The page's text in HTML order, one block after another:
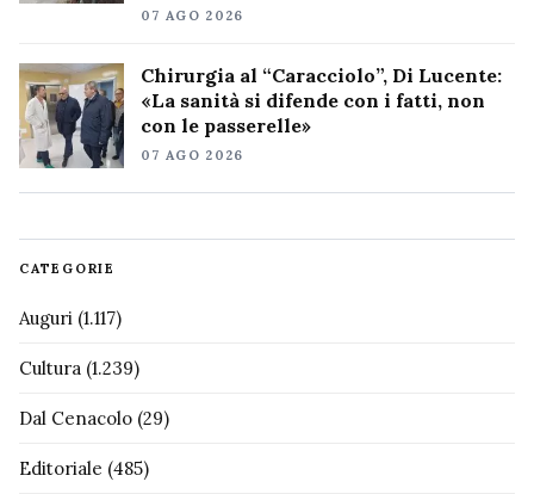
07 AGO 2026
Chirurgia al “Caracciolo”, Di Lucente:
«La sanità si difende con i fatti, non
con le passerelle»
07 AGO 2026
CATEGORIE
Auguri (1.117)
Cultura (1.239)
Dal Cenacolo (29)
Editoriale (485)